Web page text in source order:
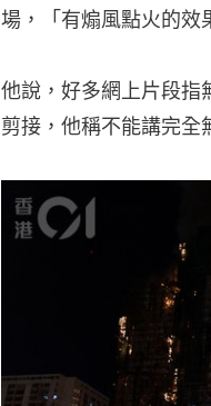
場，「有煽風點火的效
他說，好多網上片段指
剪接，他稱不能講完全